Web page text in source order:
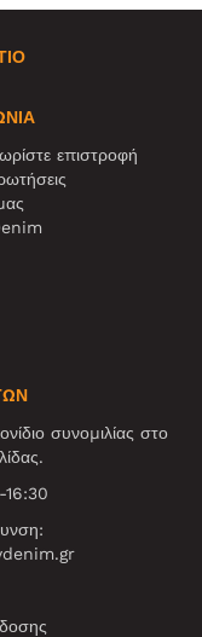
επιστροφή
συνομιλίας στο
16:30